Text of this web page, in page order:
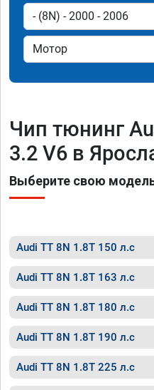
Чип тюнинг
3.2 V6 в
Выберите свою
Audi TT 8N 1.8T 150 л.с
Audi TT 8N 1.8T 163 л.с
Audi TT 8N 1.8T 180 л.с
Audi TT 8N 1.8T 190 л.с
Audi TT 8N 1.8T 225 л.с